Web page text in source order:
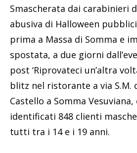
Smascherata dai carabinieri
abusiva di Halloween
prima a Massa di Somma e
spostata, a due giorni
post ‘Riprovateci un’altra
blitz nel ristorante a via S.M.
Castello a Somma
identificati 848 clienti
tutti tra i 14 e i 19 anni.